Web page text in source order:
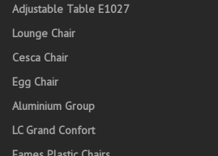
Adjustable Table E1027
Lounge Chair
Cesca Chair
Egg Chair
Aluminium Group
LC Grand Confort